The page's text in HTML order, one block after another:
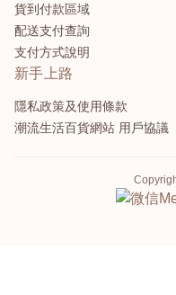
貨到付款區域
配送支付查詢
支付方式說明
新手上路
隱私政策及使用條款
潮流生活百貨網站 用戶協議